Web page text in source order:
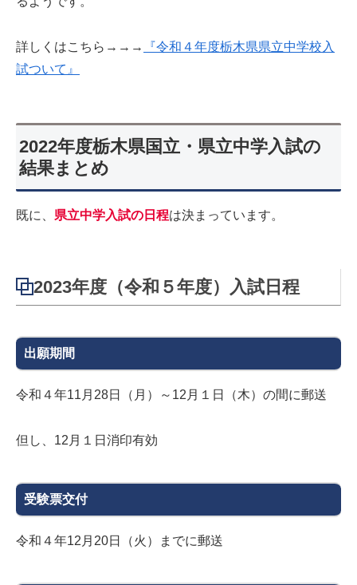
詳しくはこちら→→→
『令和４年度栃木県県立中学校入
試ついて』
2022年度栃木県国立・県立中学入試の
結果まとめ
既に、 県立中学入試の日程は決まっています。
2023年度（令和５年度）入試日程
出願期間
令和４年11月28日（月）～12月１日（木）の間に郵送
但し、12月１日消印有効
受験票交付
令和４年12月20日（火）までに郵送